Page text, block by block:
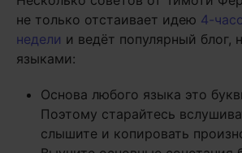
не только отстаивает идею 4-
недели и ведёт популярный блог,
языками:
Основа любого языка это
Поэтому старайтесь
слышите и копировать